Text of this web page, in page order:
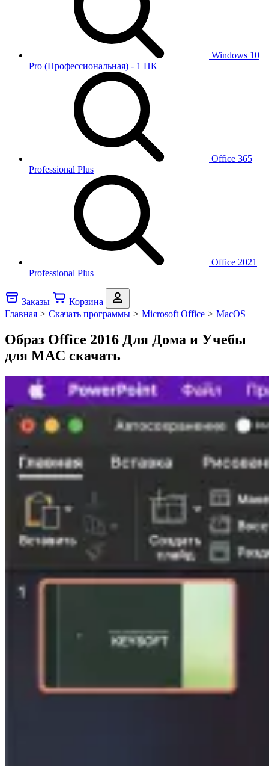
Windows 10
Pro (Профессиональная) - 1 ПК
Office 365
Professional Plus
Office 2021
Professional Plus
Заказы
Корзина
Главная > Скачать программы > Microsoft Office > MacOS
Образ Office 2016 Для Дома и Учебы
для MAC скачать